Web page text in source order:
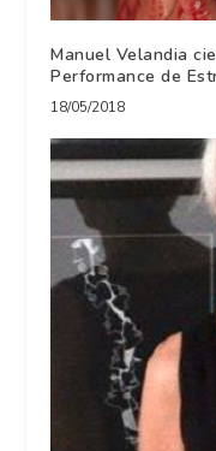
Manuel Velandia
Performance de
18/05/2018